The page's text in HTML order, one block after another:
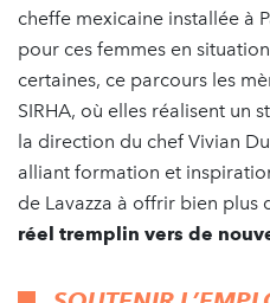
cheffe mexicaine installée à
pour ces femmes en
certaines, ce parcours les
SIRHA, où elles réalisent un
la direction du chef Vivian
alliant formation et
de Lavazza à offrir bien plus
réel tremplin vers de